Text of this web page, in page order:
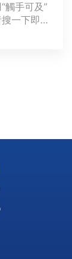
觸手可及”
一下即可
走”的理
太多應用